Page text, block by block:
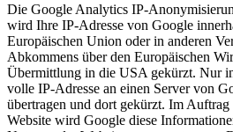
Die Google Analytics IP-
wird Ihre IP-Adresse von Google
Europäischen Union oder in anderen
Abkommens über den Europäischen
Übermittlung in die USA gekürzt. Nur
volle IP-Adresse an einen Server von
übertragen und dort gekürzt. Im Auftrag
Website wird Google diese